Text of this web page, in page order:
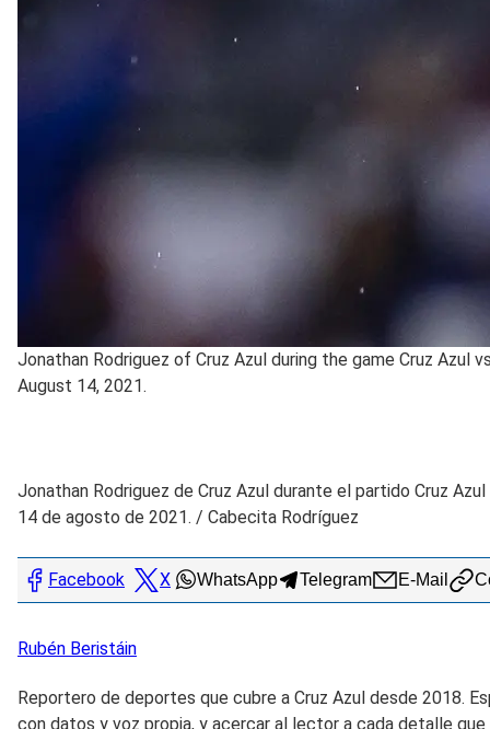
Jonathan Rodriguez of Cruz Azul during the game Cruz
August 14, 2021.
Jonathan Rodriguez de Cruz Azul durante el partido Cruz
14 de agosto de 2021. / Cabecita Rodríguez
Facebook X WhatsApp Telegram E-Mail
Rubén Beristáin
Reportero de deportes que cubre a Cruz Azul desde 2018.
con datos y voz propia, y acercar al lector a cada detalle